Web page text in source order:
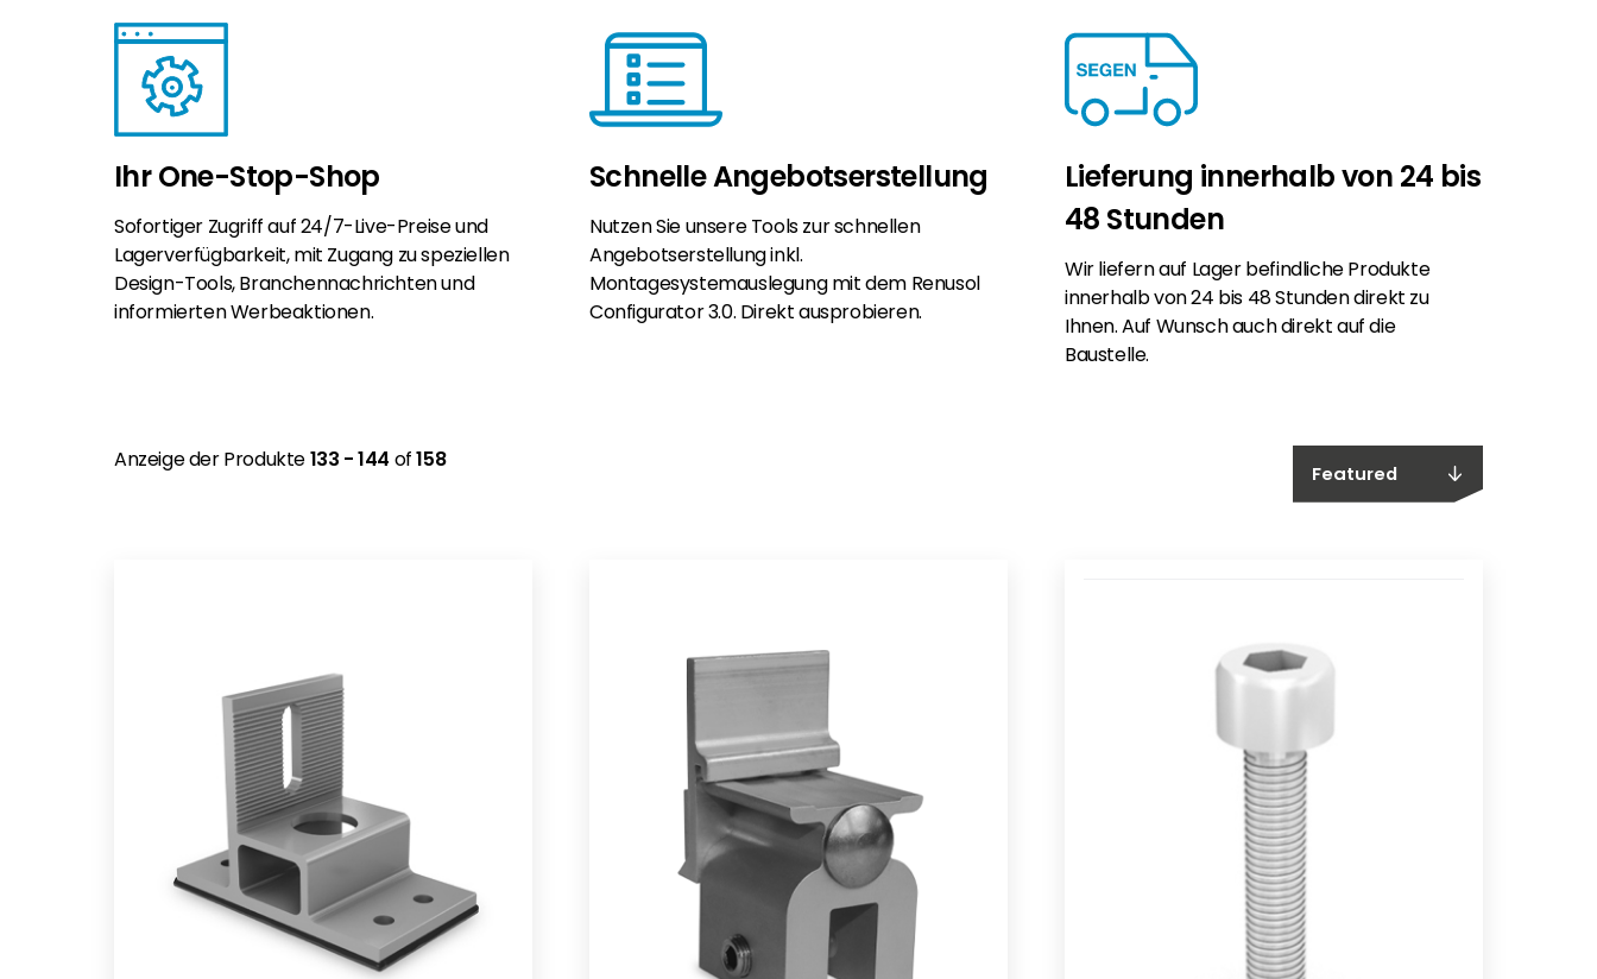
Ihr One-Stop-Shop
Sofortiger Zugriff auf 24/7-Live-Preise und
Lagerverfügbarkeit, mit Zugang zu speziellen
Design-Tools, Branchennachrichten und
informierten Werbeaktionen.
Schnelle Angebotserstellung
Nutzen Sie unsere Tools zur schnellen
Angebotserstellung inkl.
Montagesystemauslegung mit dem Renusol
Configurator 3.0. Direkt ausprobieren.
Lieferung innerhalb von 24 bis
48 Stunden
Wir liefern auf Lager befindliche Produkte
innerhalb von 24 bis 48 Stunden direkt zu
Ihnen. Auf Wunsch auch direkt auf die
Baustelle.
Anzeige der Produkte133 - 144 of158
Featured